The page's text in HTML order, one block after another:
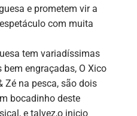
e prometem vir a
com muita
tem variadíssimas
engraçadas, O Xico
Zé na pesca, são dois
bocadinho deste
e talvez,o inicio